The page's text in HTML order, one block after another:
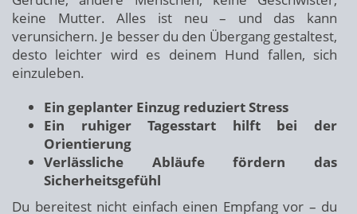
keine Mutter. Alles ist neu – und das kann
verunsichern. Je besser du den Übergang gestaltest,
desto leichter wird es deinem Hund fallen, sich
einzuleben.
Ein geplanter Einzug reduziert Stress
Ein ruhiger Tagesstart hilft bei der
Orientierung
Verlässliche Abläufe fördern das
Sicherheitsgefühl
Du bereitest nicht einfach einen Empfang vor – du